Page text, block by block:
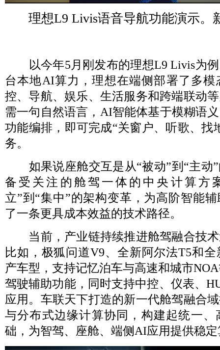
理想L9 Livis语音导航功能演示。
以今年5月刚发布的理想L9 Livis为例
台本地AI算力，理想在端侧部署了多
控、导航、娱乐、生活服务和跨端联动
需一句自然语言，AI智能体基于模糊语
功能编排，即可完成“关窗户、听歌、找
务。
如果说座舱交互是从“被动”到“主动”
备受关注的舱驾一体的中央计算方
立”到“集中”的架构变革，为高阶智能
了一条更具成本效益的技术路径。
当前，产业链持续推进舱驾融合技术
比如，极狐问道V9、全新阿尔法T5和
产车型，支持记忆泊车与高速和城市
驾驶辅助功能，同时支持中控、仪表、
应用。车联天下打造的新一代舱驾融合
与分布式边缘计算协同，构建起统一、
础，为智驾、座舱、端侧AI应用提供稳